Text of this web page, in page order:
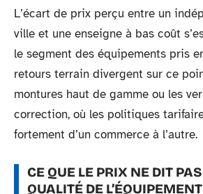
L’écart de prix perçu entre un
ville et une enseigne à bas coût
le segment des équipements pris
retours terrain divergent sur ce
montures haut de gamme ou les
correction, où les politiques
fortement d’un commerce à l’autre.
CE QUE LE PRIX NE DIT
QUALITÉ DE L’ÉQUIPEMENT